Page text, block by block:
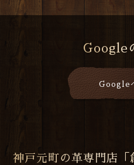
Google
Google
神戸元町の革専門店「